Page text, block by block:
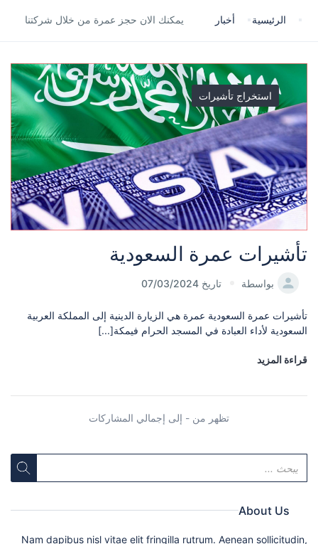
الرئيسية أخبار يمكنك الان حجز عمرة من خلال شركتنا
استخراج تأشيرات
تأشيرات عمرة السعودية
بواسطة تاريخ 07/03/2024
تأشيرات عمرة السعودية عمرة هي الزيارة الدينية إلى المملكة العربية
السعودية لأداء العبادة في المسجد الحرام فيمكة[...]
قراءة المزيد
تظهر من - إلى إجمالي المشاركات
About Us
Nam dapibus nisl vitae elit fringilla rutrum. Aenean sollicitudin,